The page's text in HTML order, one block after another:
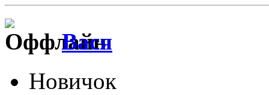
Вася
Новичок